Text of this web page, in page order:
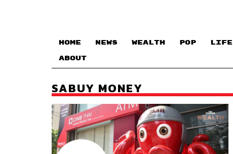
HOME NEWS WEALTH POP LIFE
ABOUT
SABUY MONEY